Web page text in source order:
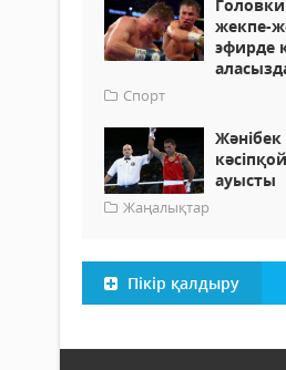
жекпе-
эфирде
Спорт
ауысты
Жаңалықтар
Пікір қалдыру